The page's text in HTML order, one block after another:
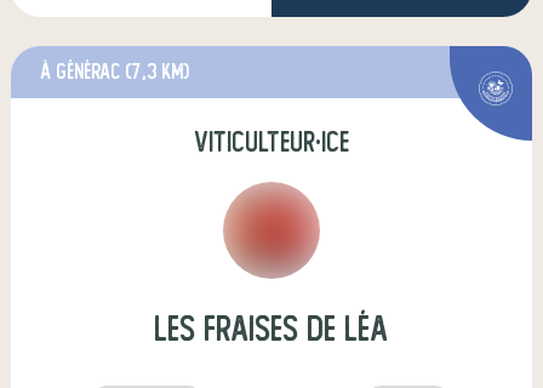
à Générac (7,3 km)
viticulteur·ice
Les Fraises de Léa